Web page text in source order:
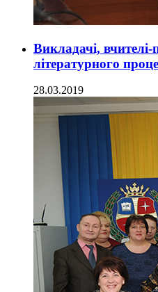
Викладачі, вчителі-
літературного
28.03.2019